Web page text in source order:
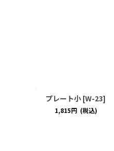
プレート小 [W-23]
1,815円 (税込)